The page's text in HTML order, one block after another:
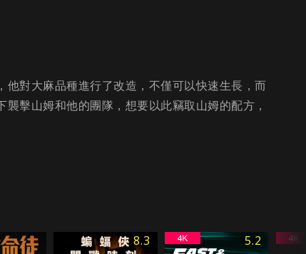
對大麻品種進行了改造，不僅可以快速生長，而
擊山姆和他的團隊，想要以此竊取山姆的配方，
8.3 5.2